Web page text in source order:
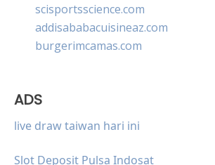
scisportsscience.com
addisababacuisineaz.com
burgerimcamas.com
ADS
live draw taiwan hari ini
Slot Deposit Pulsa Indosat